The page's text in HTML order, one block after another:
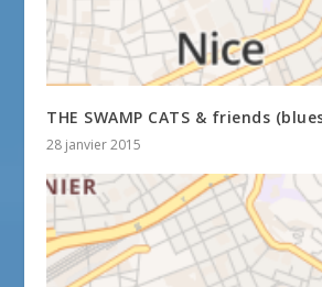
THE SWAMP CATS & friends
28 janvier 2015